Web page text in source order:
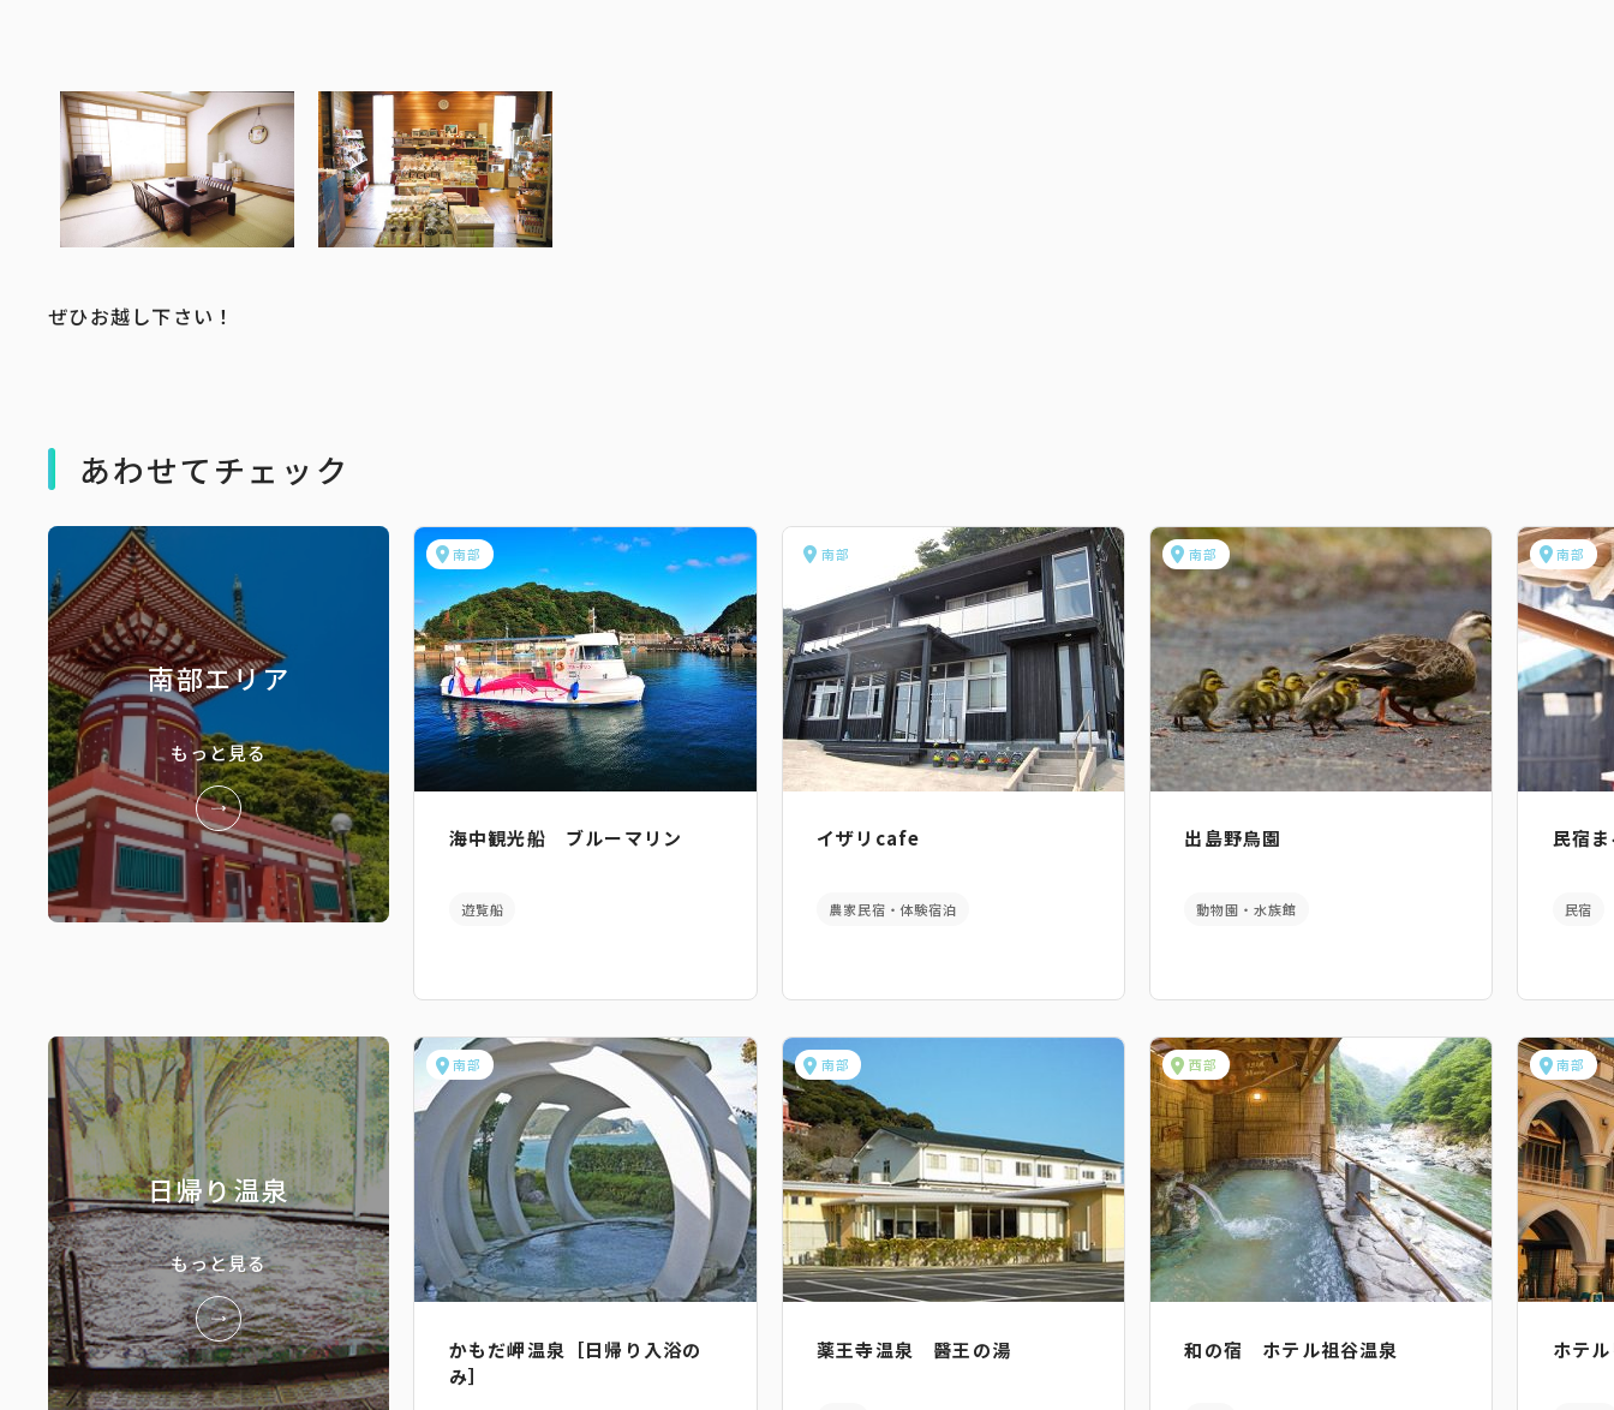
ぜひお越し下さい！
あわせてチェック
南部エリア
もっと見る
南部
海中観光船 ブルーマリン
遊覧船
南部
イザリcafe
農家民宿・体験宿泊
南部
出島野鳥園
動物園・水族館
南部
民宿
民宿
日帰り温泉
もっと見る
南部
かもだ岬温泉［日帰り入浴の
み］
南部
薬王寺温泉 醫王の湯
西部
和の宿 ホテル祖谷温泉
南部
ホテ